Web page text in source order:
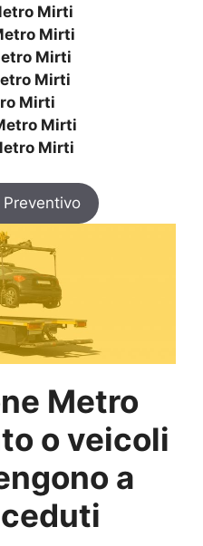
Mirti
Mirti
Mirti
Mirti
Mirti
Mirti
Mirti
Metro
o veicoli
a